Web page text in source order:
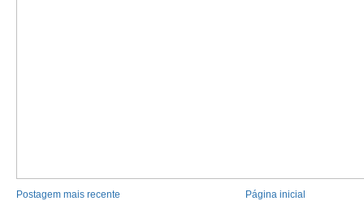
Postagem mais recente Página inicial